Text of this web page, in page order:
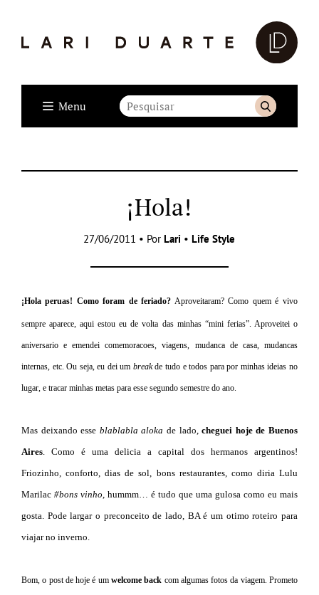
Menu
¡Hola!
27/06/2011 • PorLari •Life Style
¡Hola peruas! Como foram de feriado? Aproveitaram? Como quemé vivo
sempre aparece, aqui estou eu de volta das minhas “mini ferias”. Aproveitei o
aniversario e emendei comemoracoes, viagens, mudanca de casa, mudancas
internas, etc. Ou seja, eu dei um breakde tudo e todos para por minhas ideias no
lugar, e tracar minhas metas para esse segundo semestre do ano.
Mas deixando esse blablabla aloka de lado,cheguei hoje de Buenos
Aires . Como é uma delicia a capital dos hermanos argentinos!
Friozinho, conforto, dias de sol, bons restaurantes, como diria Lulu
Marilac #bons vinho , hummm… é tudo que uma gulosa como eu mais
gosta. Pode largar o preconceito de lado, BA é um otimo roteiro para
viajar no inverno.
Bom, o post de hoje é um welcome back com algumas fotos da viagem. Prometo